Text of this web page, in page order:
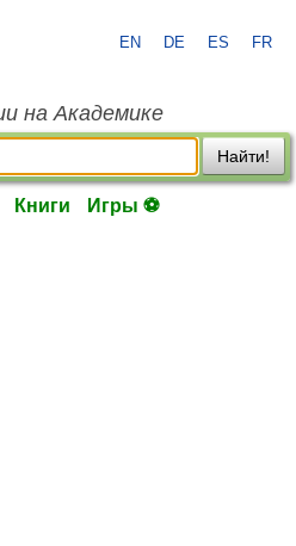
EN DE ES FR
на Академике
Найти!
Книги Игры ⚽